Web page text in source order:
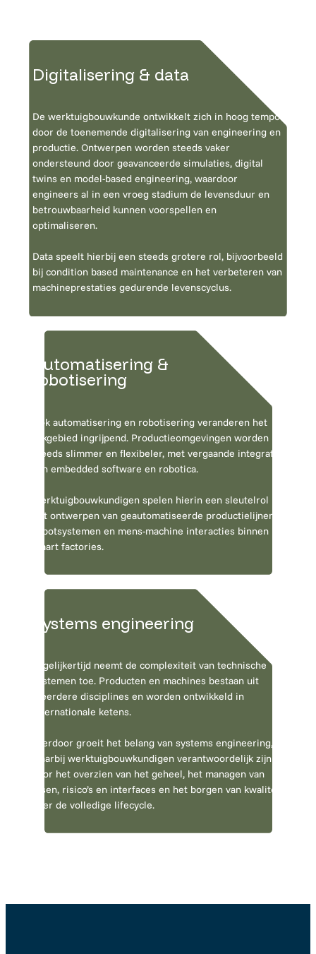
Digitalisering & data
De werktuigbouwkunde ontwikkelt zich in hoog tempo
door de toenemende digitalisering van engineering en
productie. Ontwerpen worden steeds vaker
ondersteund door geavanceerde simulaties, digital
twins en model-based engineering, waardoor
engineers al in een vroeg stadium de levensduur en
betrouwbaarheid kunnen voorspellen en
optimaliseren.
Data speelt hierbij een steeds grotere rol, bijvoorbeeld
bij condition based maintenance en het verbeteren van
machineprestaties gedurende levenscyclus.
Automatisering &
robotisering
Ook automatisering en robotisering veranderen het
vakgebied ingrijpend. Productieomgevingen worden
steeds slimmer en flexibeler, met vergaande integratie
van embedded software en robotica.
Werktuigbouwkundigen spelen hierin een sleutelrol bij
het ontwerpen van geautomatiseerde productielijnen,
robotsystemen en mens-machine interacties binnen
smart factories.
Systems engineering
Tegelijkertijd neemt de complexiteit van technische
systemen toe. Producten en machines bestaan uit
meerdere disciplines en worden ontwikkeld in
internationale ketens.
Hierdoor groeit het belang van systems engineering,
waarbij werktuigbouwkundigen verantwoordelijk zijn
voor het overzien van het geheel, het managen van
eisen, risico’s en interfaces en het borgen van kwaliteit
over de volledige lifecycle.